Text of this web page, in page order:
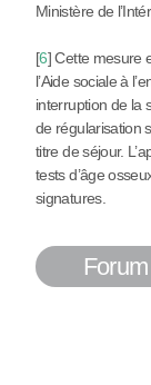
Ministère de
[6]Cette mesure
l’Aide sociale à
interruption de la
de régularisation
titre de séjour.
tests d’âge
signatures.